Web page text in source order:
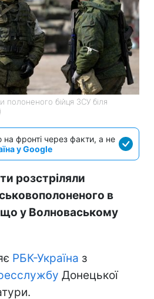
полоненого бійця ЗСУ біля
на фронті через факти, а не
у Google
розстріляли
в
у Волноваському
РБК-Україна з
Донецької